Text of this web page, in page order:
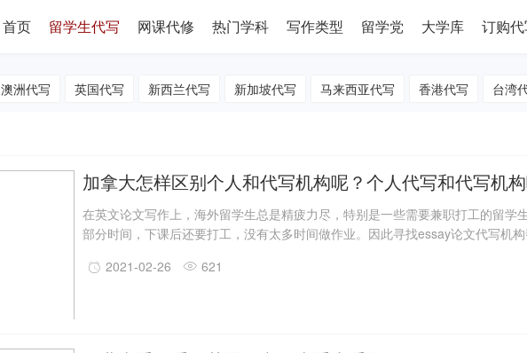
首页 留学生代写 网课代修 热门学科 写作类型 留学党 大学库 订购
澳洲代写 英国代写 新西兰代写 新加坡代写 马来西亚代写 香港代写 台湾
加拿大怎样区别个人和代写机构呢？个人代写和代写机
得信任？
在英文论文写作上，海外留学生总是精疲力尽，特别是一些需要兼职打工的留学
部分时间，下课后还要打工，没有太多时间做作业。因此寻找essay论文代写机
手，在很多地方进行宣传，定价往往令人瞠目结舌。
2021-02-26 621